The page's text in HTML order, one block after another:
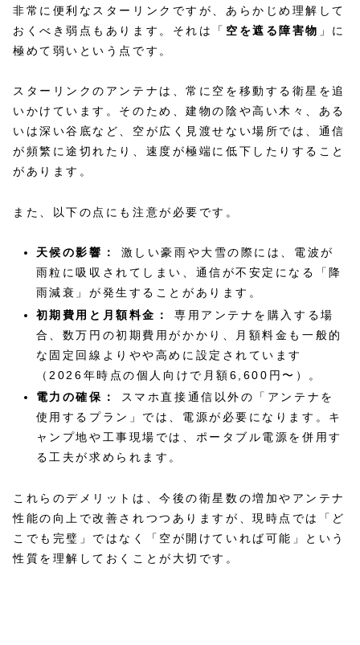
非常に便利なスターリンクですが、あらかじめ理解して
おくべき弱点もあります。それは「 空を遮る障害物 」に
極めて弱いという点です。
スターリンクのアンテナは、常に空を移動する衛星を追
いかけています。そのため、建物の陰や高い木々、ある
いは深い谷底など、空が広く見渡せない場所では、通信
が頻繁に途切れたり、速度が極端に低下したりすること
があります。
また、以下の点にも注意が必要です。
天候の影響：
激しい豪雨や大雪の際には、電波が
雨粒に吸収されてしまい、通信が不安定になる「降
雨減衰」が発生することがあります。
初期費用と月額料金：
専用アンテナを購入する場
合、数万円の初期費用がかかり、月額料金も一般的
な固定回線よりやや高めに設定されています
（2026年時点の個人向けで月額6,600円〜）。
電力の確保：
スマホ直接通信以外の「アンテナを
使用するプラン」では、電源が必要になります。キ
ャンプ地や工事現場では、ポータブル電源を併用す
る工夫が求められます。
これらのデメリットは、今後の衛星数の増加やアンテナ
性能の向上で改善されつつありますが、現時点では「ど
こでも完璧」ではなく「空が開けていれば可能」という
性質を理解しておくことが大切です。